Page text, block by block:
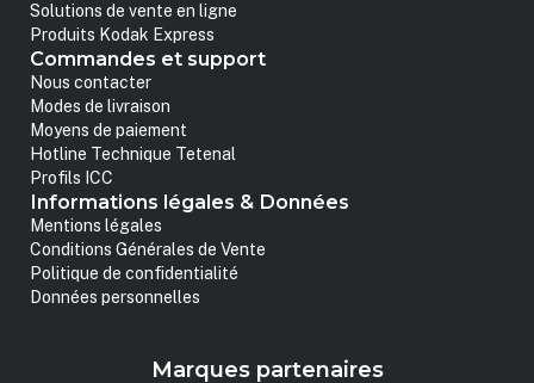
Solutions de vente en ligne
Produits Kodak Express
Commandes et support
Nous contacter
Modes de livraison
Moyens de paiement
Hotline Technique Tetenal
Profils ICC
Informations légales & Données
Mentions légales
Conditions Générales de Vente
Politique de confidentialité
Données personnelles
Marques partenaires